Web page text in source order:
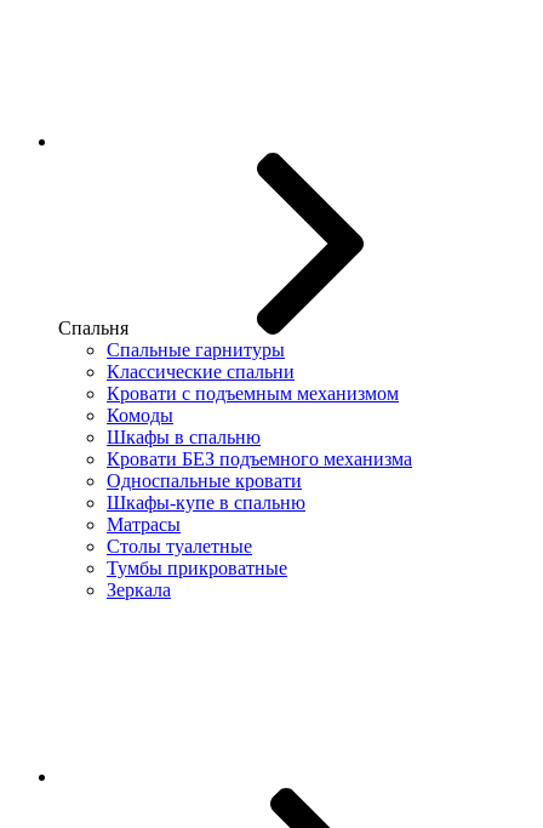
Спальня
Спальные гарнитуры
Классические спальни
Кровати с подъемным механизмом
Комоды
Шкафы в спальню
Кровати БЕЗ подъемного механизма
Односпальные кровати
Шкафы-купе в спальню
Матрасы
Столы туалетные
Тумбы прикроватные
Зеркала